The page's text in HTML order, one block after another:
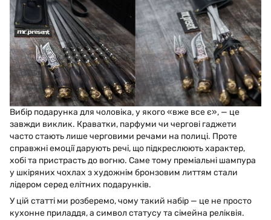
Вибір подарунка для чоловіка, у якого «вже все є», — це
завжди виклик. Краватки, парфуми чи чергові гаджети
часто стають лише черговими речами на полиці. Проте
справжні емоції дарують речі, що підкреслюють характер,
хобі та пристрасть до вогню. Саме тому преміальні шампура
у шкіряних чохлах з художнім бронзовим литтям стали
лідером серед елітних подарунків.
У цій статті ми розберемо, чому такий набір — це не просто
кухонне приладдя, а символ статусу та сімейна реліквія.